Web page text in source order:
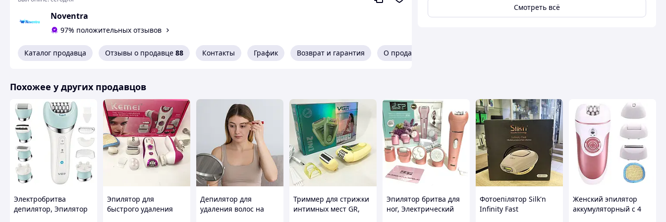
Смотреть всё
Современный домашний IPL-эпилятор ICE JDK-1005 сочетает технологию интенсивного
импульсного света (IPL) и встроенную систему охлаждения для максимально комфортного
удаления волос на любых участках тела. Благодаря охлаждению процедуры проходят
безопаснее и практически безболезненно, даже на чувствительных зонах.
Noventra
97% положительных отзывов
Каталог продавца Отзывы о продавце 88 Контакты График Возврат и гарантия О продавце
Похожее у других продавцов
Электробритва
депилятор, Эпилятор
Эпилятор для
быстрого удаления
Депилятор для
удаления волос на
Триммер для стрижки
интимных мест GR,
Эпилятор бритва для
ног, Электрический
Фотоепілятор Silk'n
Infinity Fast
Женский эпилятор
аккумуляторный с 4